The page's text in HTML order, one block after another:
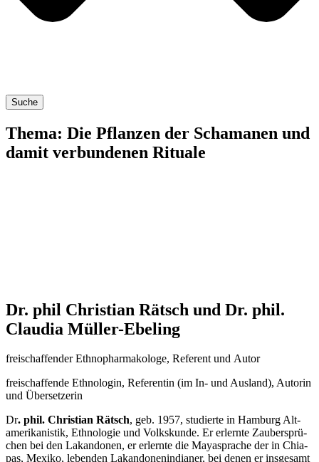
Suche
Thema: Die Pflanzen der Schamanen und
damit verbundenen Rituale
Dr. phil Christian Rätsch und Dr. phil.
Claudia Müller-Ebeling
frei­schaf­fen­der Eth­no­phar­ma­ko­lo­ge, Refe­rent und Autor
frei­schaf­fen­de Eth­no­lo­gin, Refe­ren­tin (im In- und Aus­land), Autorin
und Übersetzerin
Dr. phil. Chris­ti­an Rätsch, geb. 1957, stu­dier­te in Ham­burg Alt­
ame­ri­ka­nis­tik, Eth­no­lo­gie und Volks­kun­de. Er erlern­te Zau­ber­sprü­
chen bei den Lakan­do­nen, er erlern­te die Maya­spra­che der in Chia­
pas, Mexi­ko, leben­den Lakan­do­nen­in­dia­ner, bei denen er ins­ge­samt